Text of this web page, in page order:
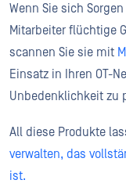
Wenn Sie sich
Mitarbeiter flüchtige
scannen Sie sie mit
Einsatz in Ihren OT-
Unbedenklichkeit zu
All diese Produkte
verwalten, das
ist.